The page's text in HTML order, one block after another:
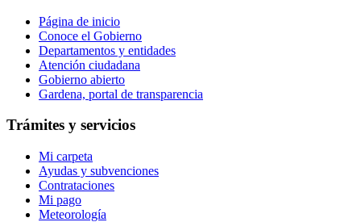
Página de inicio
Conoce el Gobierno
Departamentos y entidades
Atención ciudadana
Gobierno abierto
Gardena, portal de transparencia
Trámites y servicios
Mi carpeta
Ayudas y subvenciones
Contrataciones
Mi pago
Meteorología